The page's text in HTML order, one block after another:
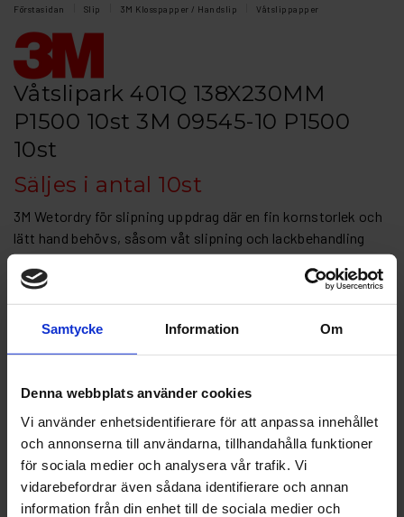
Samtycke Information Om
Denna webbplats använder cookies
Vi använder enhetsidentifierare för att anpassa innehållet
och annonserna till användarna, tillhandahålla funktioner
för sociala medier och analysera vår trafik. Vi
vidarebefordrar även sådana identifierare och annan
information från din enhet till de sociala medier och
Förstasidan Slip 3M Klosspapper / Handslip Våtslippapper
Våtslipark 401Q 138X230MM
P1500 10st 3M 09545-10 P1500
10st
Säljes i antal 10st
3M Wetordry för slipning uppdrag där en fin kornstorlek och
lätt hand behövs, såsom våt slipning och lackbehandling
Slippappersark dimension: 140x230
Kornstorlek: P1500, P2000
Finns i lager
Inkl. moms: 127 kr